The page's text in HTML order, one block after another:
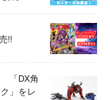
!!
「DX角
」をレ